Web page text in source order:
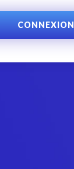
CONNEXION